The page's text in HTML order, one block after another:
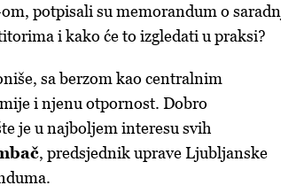
potpisali su memorandum o
i kako će to izgledati u praksi?
sa berzom kao centralnim
i njenu otpornost. Dobro
je u najboljem interesu svih
, predsjednik uprave Ljubljanske